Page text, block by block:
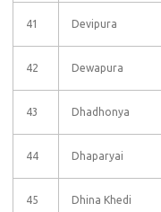
41 Devipura
42 Dewapura
43 Dhadhonya
44 Dhaparyai
45 Dhina Khedi